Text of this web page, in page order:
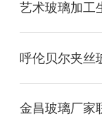
呼伦贝尔夹丝
金昌玻璃厂家